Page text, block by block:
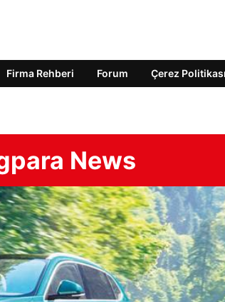
Firma Rehberi Forum Çerez Politikası
News